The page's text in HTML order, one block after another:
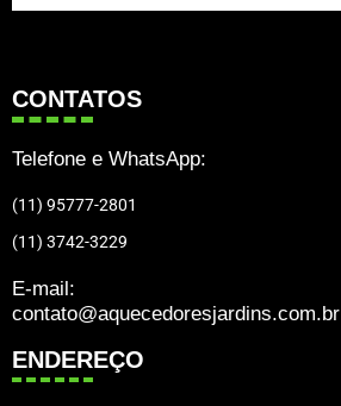
CONTATOS
Telefone e WhatsApp:
(11) 95777-2801
(11) 3742-3229
E-mail:
contato@aquecedoresjardins.com.br
ENDEREÇO